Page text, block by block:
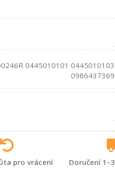
0445010101
pro vrácení Doručení